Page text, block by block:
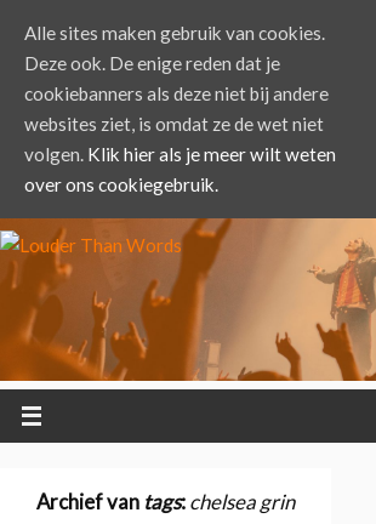
Archief van tags:chelsea grin
Alle sites maken gebruik van cookies.
Deze ook. De enige reden dat je
cookiebanners als deze niet bij andere
websites ziet, is omdat ze de wet niet
volgen. Klik hier als je meer wilt weten
over ons cookiegebruik.